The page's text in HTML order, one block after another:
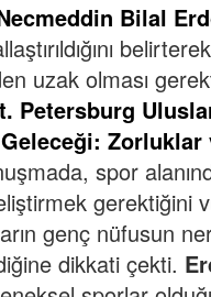
Bilal
uzak olması
Petersburg
spor
gerektiğini
genç nüfusun
dikkati çekti.